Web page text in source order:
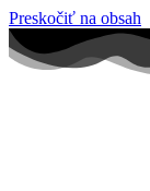
Preskočiť na obsah